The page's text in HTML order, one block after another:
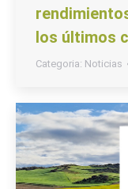
los últimos
Categoria: Noticias